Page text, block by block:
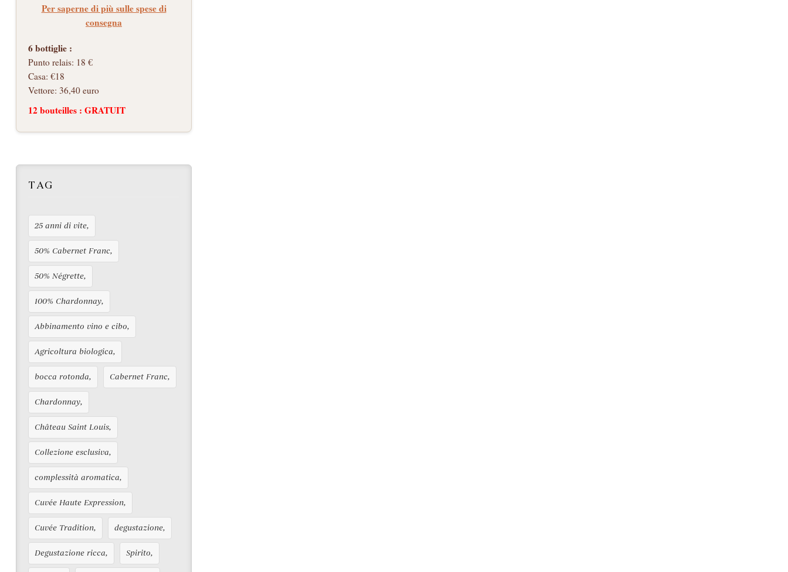
Per saperne di più sulle spese di
consegna
6 bottiglie :
Punto relais: 18 €
Casa: €18
Vettore: 36,40 euro
12 bouteilles : GRATUIT
TAG
25 anni di vite
50% Cabernet Franc
50% Négrette
100% Chardonnay
Abbinamento vino e cibo
Agricoltura biologica
bocca rotonda Cabernet Franc
Chardonnay
Château Saint Louis
Collezione esclusiva
complessità aromatica
Cuvée Haute Expression
Cuvée Tradition degustazione
Degustazione ricca Spirito